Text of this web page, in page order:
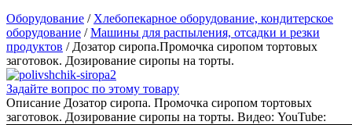
Оборудование /Хлебопекарное оборудование, кондитерское
оборудование /Машины для распыления, отсадки и резки
продуктов /Дозатор сиропа.Промочка сиропом тортовых
заготовок. Дозирование сиропы на торты.
Задайте вопрос по этому товару
Описание Дозатор сиропа. Промочка сиропом тортовых
заготовок. Дозирование сиропы на торты. Видео: YouTube: